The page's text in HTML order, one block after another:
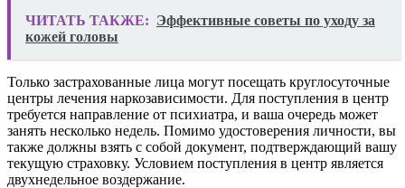
ЧИТАТЬ ТАКЖЕ: Эффективные советы по уходу за
кожей головы
Только застрахованные лица могут посещать круглосуточные
центры лечения наркозависимости. Для поступления в центр
требуется направление от психиатра, и ваша очередь может
занять несколько недель. Помимо удостоверения личности, вы
также должны взять с собой документ, подтверждающий вашу
текущую страховку. Условием поступления в центр является
двухнедельное воздержание.